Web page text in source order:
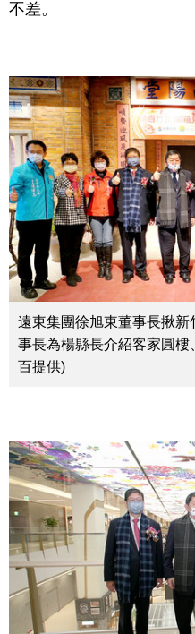
不差。
遠東集團徐旭東董事長揪
事長為楊縣長介紹客家圓
百提供)